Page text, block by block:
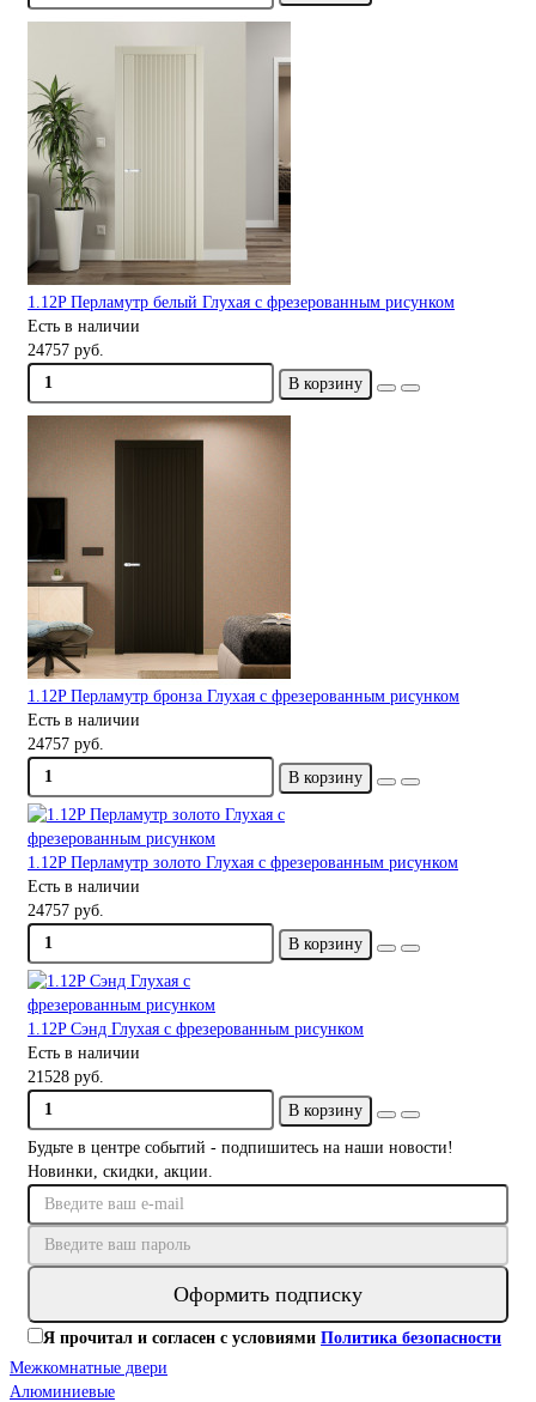
1.12P Перламутр белый Глухая с фрезерованным рисунком
Есть в наличии
24757 руб.
В корзину
1.12P Перламутр бронза Глухая с фрезерованным рисунком
Есть в наличии
24757 руб.
В корзину
1.12P Перламутр золото Глухая с фрезерованным рисунком
Есть в наличии
24757 руб.
В корзину
1.12P Сэнд Глухая с фрезерованным рисунком
Есть в наличии
21528 руб.
В корзину
Будьте в центре событий - подпишитесь на наши новости!
Новинки, скидки, акции.
Оформить подписку
Я прочитал и согласен с условиями Политика безопасности
Межкомнатные двери
Алюминиевые